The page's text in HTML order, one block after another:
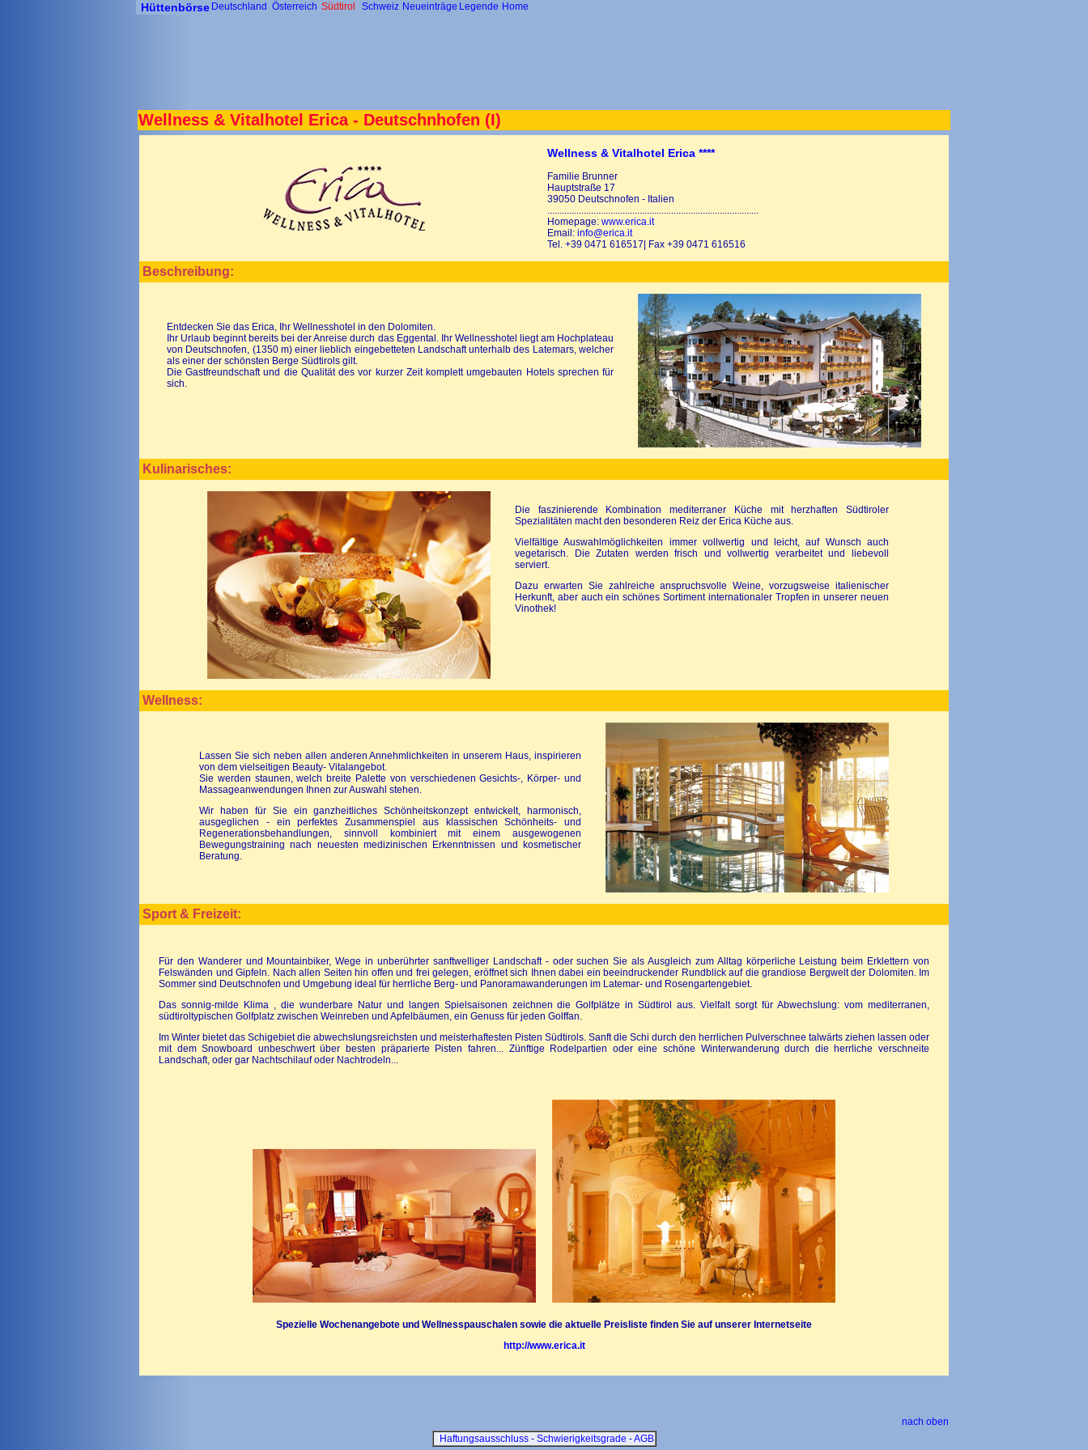
Hüttenbörse Deutschland Österreich Südtirol Schweiz Neueinträge Legende Home
Wellness & Vitalhotel Erica - Deutschnhofen (I)
Wellness & Vitalhotel Erica ****
Familie Brunner
Hauptstraße 17
39050 Deutschnofen - Italien
.......................................................................................
Homepage: www.erica.it
Email: info@erica.it
Tel. +39 0471 616517| Fax +39 0471 616516
Beschreibung:
Entdecken Sie das Erica, Ihr Wellnesshotel in den Dolomiten.
Ihr Urlaub beginnt bereits bei der Anreise durch das Eggental. Ihr Wellnesshotel liegt am Hochplateau
von Deutschnofen, (1350 m) einer lieblich eingebetteten Landschaft unterhalb des Latemars, welcher
als einer der schönsten Berge Südtirols gilt.
Die Gastfreundschaft und die Qualität des vor kurzer Zeit komplett umgebauten Hotels sprechen für
sich.
Kulinarisches:
Die faszinierende Kombination mediterraner Küche mit herzhaften Südtiroler
Spezialitäten macht den besonderen Reiz der Erica Küche aus.
Vielfältige Auswahlmöglichkeiten immer vollwertig und leicht, auf Wunsch auch
vegetarisch. Die Zutaten werden frisch und vollwertig verarbeitet und liebevoll
serviert.
Dazu erwarten Sie zahlreiche anspruchsvolle Weine, vorzugsweise italienischer
Herkunft, aber auch ein schönes Sortiment internationaler Tropfen in unserer neuen
Vinothek!
Wellness:
Lassen Sie sich neben allen anderen Annehmlichkeiten in unserem Haus, inspirieren
von dem vielseitigen Beauty- Vitalangebot.
Sie werden staunen, welch breite Palette von verschiedenen Gesichts-, Körper- und
Massageanwendungen Ihnen zur Auswahl stehen.
Wir haben für Sie ein ganzheitliches Schönheitskonzept entwickelt, harmonisch,
ausgeglichen - ein perfektes Zusammenspiel aus klassischen Schönheits- und
Regenerationsbehandlungen, sinnvoll kombiniert mit einem ausgewogenen
Bewegungstraining nach neuesten medizinischen Erkenntnissen und kosmetischer
Beratung.
Sport & Freizeit:
Für den Wanderer und Mountainbiker, Wege in unberührter sanftwelliger Landschaft - oder suchen Sie als Ausgleich zum Alltag körperliche Leistung beim Erklettern von
Felswänden und Gipfeln. Nach allen Seiten hin offen und frei gelegen, eröffnet sich Ihnen dabei ein beeindruckender Rundblick auf die grandiose Bergwelt der Dolomiten. Im
Sommer sind Deutschnofen und Umgebung ideal für herrliche Berg- und Panoramawanderungen im Latemar- und Rosengartengebiet.
Das sonnig-milde Klima , die wunderbare Natur und langen Spielsaisonen zeichnen die Golfplätze in Südtirol aus. Vielfalt sorgt für Abwechslung: vom mediterranen,
südtiroltypischen Golfplatz zwischen Weinreben und Apfelbäumen, ein Genuss für jeden Golffan.
Im Winter bietet das Schigebiet die abwechslungsreichsten und meisterhaftesten Pisten Südtirols. Sanft die Schi durch den herrlichen Pulverschnee talwärts ziehen lassen oder
mit dem Snowboard unbeschwert über besten präparierte Pisten fahren... Zünftige Rodelpartien oder eine schöne Winterwanderung durch die herrliche verschneite
Landschaft, oder gar Nachtschilauf oder Nachtrodeln...
Spezielle Wochenangebote und Wellnesspauschalen sowie die aktuelle Preisliste finden Sie auf unserer Internetseite
http://www.erica.it
nach oben
Haftungsausschluss - Schwierigkeitsgrade -AGB